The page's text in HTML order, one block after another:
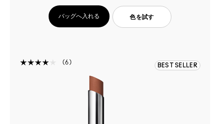
バッグへ入れる 色を試す
6 BEST SELLER